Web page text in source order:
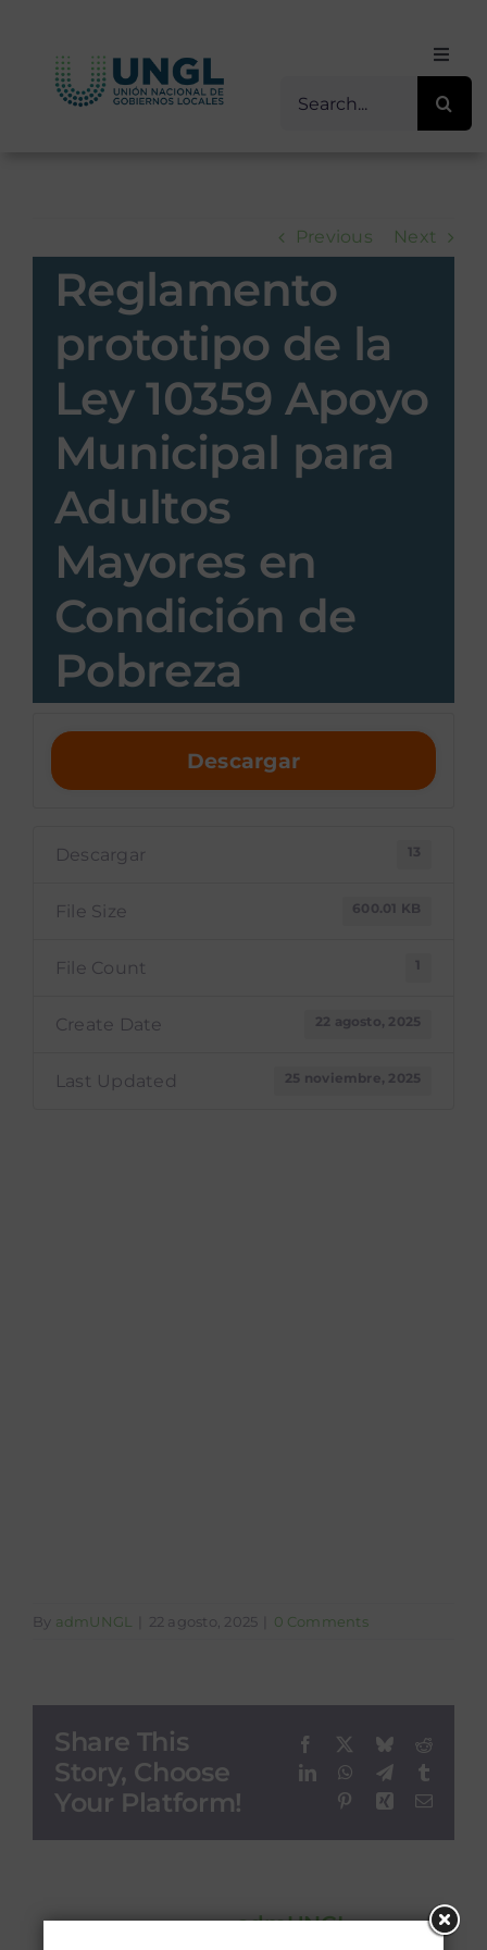
content
Inicio
Transparencia
Servicios / Programas
Comunicación
Contacto
Previous Next
Reglamento
prototipo de la
Ley 10359 Apoyo
Municipal para
Adultos
Mayores en
Condición de
Pobreza
Descargar
Descargar 13
File Size 600.01 KB
File Count 1
Create Date 22 agosto, 2025
Last Updated 25 noviembre, 2025
By admUNGL 22 agosto, 2025 0 Comments
Share This
Story, Choose
Your Platform!
Facebook BlueskyReddit
LinkedInWhatsApp
Telegram
PinterestXing Email
About the Author:admUNGL